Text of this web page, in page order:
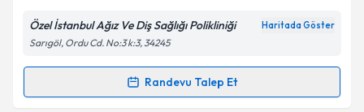
Kişisel verilerimin işlenmesine ilişkin
Metni'ni okudum ve kişisel verilerimin belirtilen
Özel İstanbul Ağız Ve Diş Sağlığı Polikliniği Haritada Göster
Sarıgöl, Ordu Cd. No:3 k:3, 34245
Randevu Talep Et
Randevu Takvimi Talebi